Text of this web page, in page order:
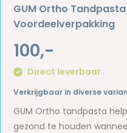
GUM Ortho
Voordeelverpakking
100,-
Direct leverbaar
Verkrijgbaar in diverse
GUM Ortho tandpasta
gezond te houden